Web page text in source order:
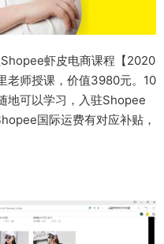
虾皮电商课程【2020
老师授课，价值3980元。10
地可以学习，入驻Shopee
国际运费有对应补贴，